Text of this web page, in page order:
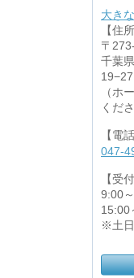
大き
【住所
〒
千葉
（ホ
くだ
【電
047-
【受
9:00
15:00
※土